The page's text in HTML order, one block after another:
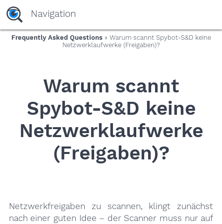
yaaaeag20
Navigation
Frequently Asked Questions» Warum scannt Spybot-S&D keine
Netzwerklaufwerke (Freigaben)?
Warum scannt
Spybot-S&D keine
Netzwerklaufwerke
(Freigaben)?
Netzwerkfreigaben zu scannen, klingt zunächst
nach einer guten Idee – der Scanner muss nur auf